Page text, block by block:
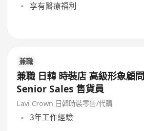
享有醫療福利
兼職
兼職 日韓 時裝店 高級形象顧
Senior Sales 售貨員
Lavi Crown 日韓時裝零售/代購
3年工作經驗